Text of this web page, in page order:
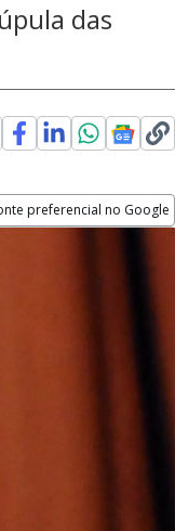
das
preferencial no Google